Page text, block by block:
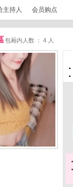
主持人 会员购点
包厢内人数 ： 4 人